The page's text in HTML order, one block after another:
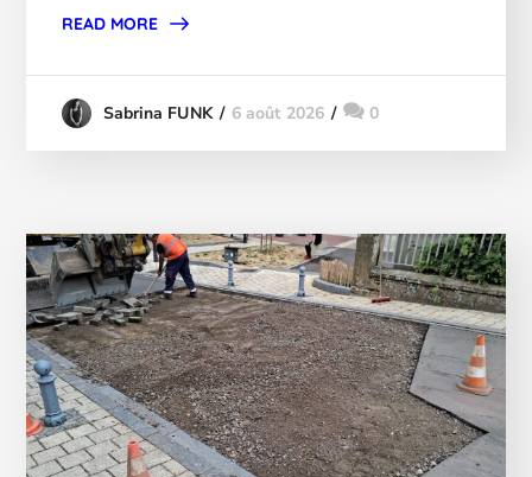
READ MORE
Sabrina FUNK 6 août 2026 0